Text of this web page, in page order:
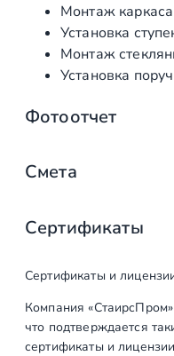
Монтаж
Установка
Монтаж
Установка
Фотоотчет
Смета
Наименование
Первый этап
Выезд на объект,
Сертификаты
Сертификаты и
Компания
что подтверждается
сертификаты и